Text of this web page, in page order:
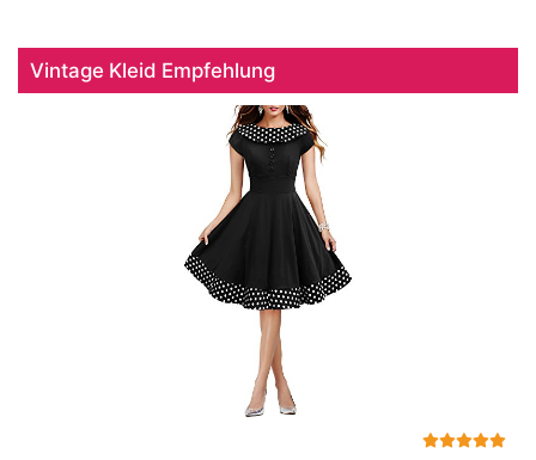
Vintage Kleid Empfehlung